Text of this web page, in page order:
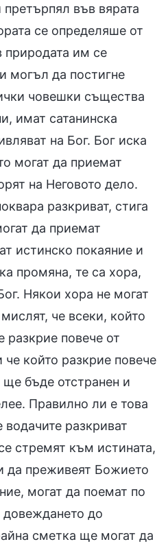
във вярата
се определяше от
природата им се
могъл да постигне
човешки същества
имат сатанинска
на Бог. Бог иска
могат да приемат
на Неговото дело.
разкриват, стига
да приемат
истинско покаяние и
промяна, те са хора,
Някои хора не могат
че всеки, който
повече от
че който разкрие повече
бъде отстранен и
Правилно ли е това
разкриват
стремят към истината,
да преживеят Божието
могат да поемат по
довеждането до
сметка ще могат да